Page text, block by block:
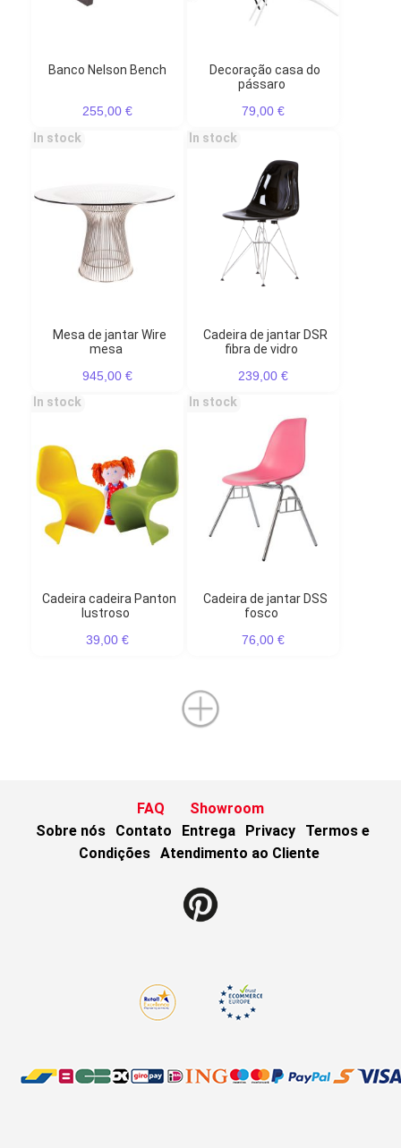
Banco Nelson Bench
255,00 €
Decoração casa do
pássaro
79,00 €
In stock
Mesa de jantar Wire
mesa
945,00 €
In stock
Cadeira de jantar DSR
fibra de vidro
239,00 €
In stock
Cadeira cadeira Panton
lustroso
39,00 €
In stock
Cadeira de jantar DSS
fosco
76,00 €
FAQ
Showroom
Sobre nós
Contato Entrega Privacy
Termos e
Condições
Atendimento ao Cliente